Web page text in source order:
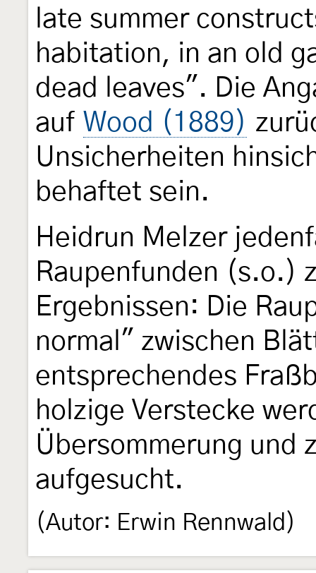
late summer
habitation, in an old
dead leaves". Die
auf Wood (1889)
Unsicherheiten
behaftet sein.
Heidrun Melzer
Raupenfunden (s.o.)
Ergebnissen: Die
normal" zwischen
entsprechendes
holzige Verstecke
Übersommerung und
aufgesucht.
(Autor: Erwin Rennwald)